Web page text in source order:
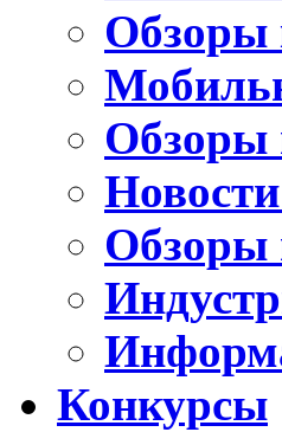
Обзоры
Обзоры
Обзоры
Конкурсы